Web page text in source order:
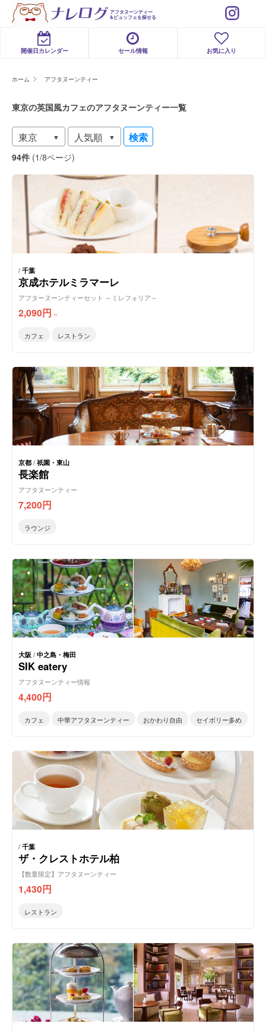
アフタヌーンティー
&ビュッフェを探せる
開催日カレンダー セール情報 お気に入り
ホーム アフタヌーンティー
東京の英国風カフェのアフタヌーンティー一覧
検索
94件 (1/8ページ)
/千葉
京成ホテルミラマーレ
アフターヌーンティーセット ～ミレフォリア～
2,090円 ～
カフェ レストラン
京都/祇園・東山
長楽館
アフタヌーンティー
7,200円
ラウンジ
大阪 /中之島・梅田
SIK eatery
アフタヌーンティー情報
4,400円
カフェ 中華アフタヌーンティー おかわり自由 セイボリー多め
/千葉
ザ・クレストホテル柏
【数量限定】アフタヌーンティー
1,430円
レストラン